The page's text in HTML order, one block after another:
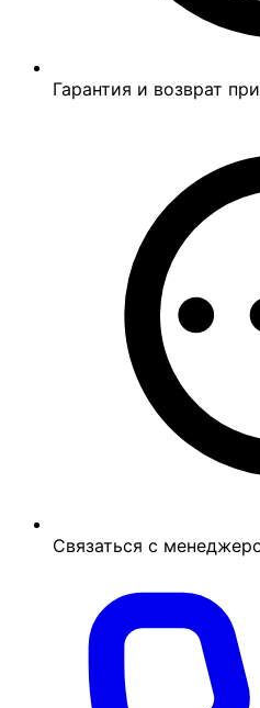
Гарантия и возврат
Связаться с